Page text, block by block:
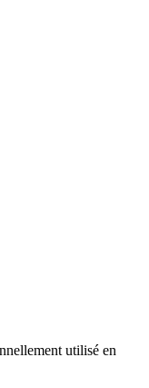
utilisé en